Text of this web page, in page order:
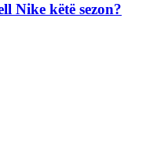
Nike këtë sezon?